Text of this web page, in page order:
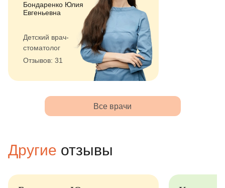
Бондаренко Юлия
Евгеньевна
Детский врач-
стоматолог
Отзывов: 31
Все врачи
Другие отзывы